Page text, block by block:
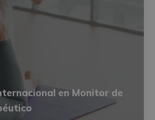
en Monitor de